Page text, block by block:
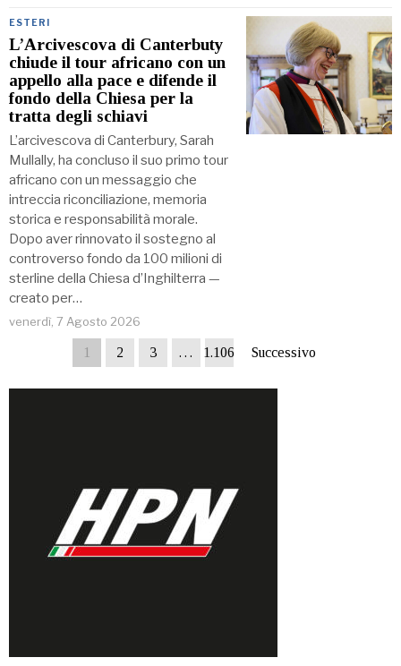
ESTERI
L’Arcivescova di Canterbuty
chiude il tour africano con un
appello alla pace e difende il
fondo della Chiesa per la
tratta degli schiavi
L’arcivescova di Canterbury, Sarah
Mullally, ha concluso il suo primo tour
africano con un messaggio che
intreccia riconciliazione, memoria
storica e responsabilità morale.
Dopo aver rinnovato il sostegno al
controverso fondo da 100 milioni di
sterline della Chiesa d’Inghilterra —
creato per…
venerdì, 7 Agosto 2026
1 2 3 … 1.106 Successivo